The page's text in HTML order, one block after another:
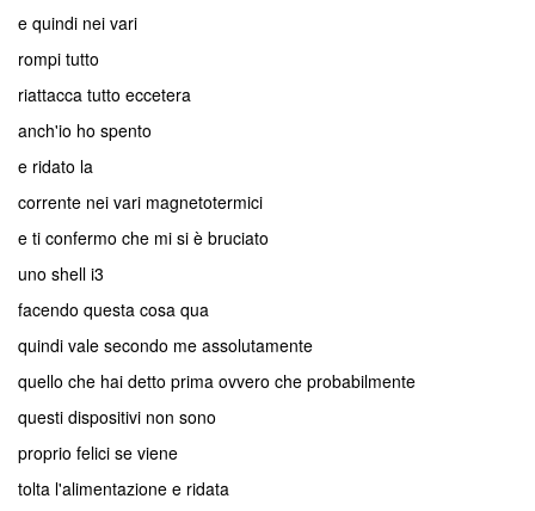
e quindi nei vari
rompi tutto
riattacca tutto eccetera
anch'io ho spento
e ridato la
corrente nei vari magnetotermici
e ti confermo che mi si è bruciato
uno shell i3
facendo questa cosa qua
quindi vale secondo me assolutamente
quello che hai detto prima ovvero che probabilmente
questi dispositivi non sono
proprio felici se viene
tolta l'alimentazione e ridata